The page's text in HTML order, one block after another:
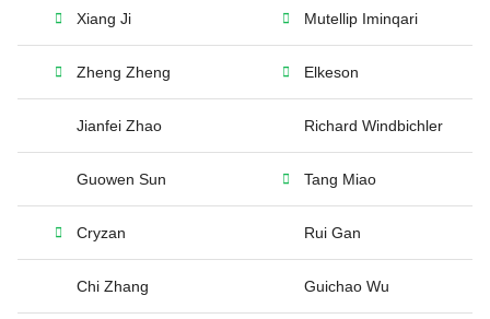
Xiang Ji Mutellip Iminqari
Zheng Zheng Elkeson
Jianfei Zhao Richard Windbichler
Guowen Sun Tang Miao
Cryzan Rui Gan
Chi Zhang Guichao Wu